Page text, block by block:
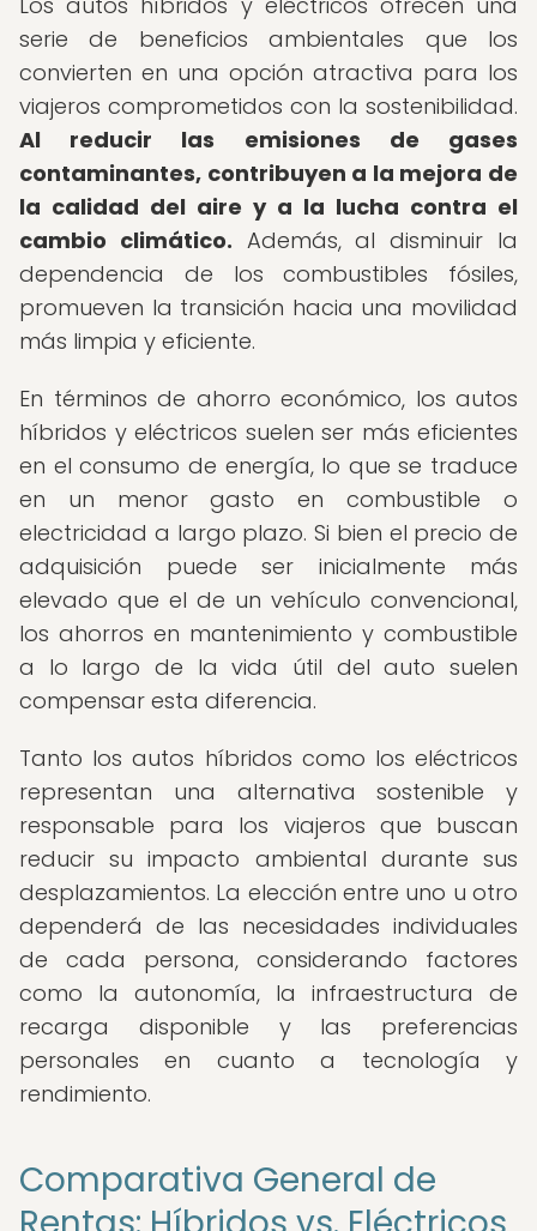
serie de beneficios ambientales que los
convierten en una opción atractiva para los
viajeros comprometidos con la sostenibilidad.
Al reducir las emisiones de gases
contaminantes, contribuyen a la mejora de
la calidad del aire y a la lucha contra el
cambio climático. Además, al disminuir la
dependencia de los combustibles fósiles,
promueven la transición hacia una movilidad
más limpia y eficiente.
En términos de ahorro económico, los autos
híbridos y eléctricos suelen ser más eficientes
en el consumo de energía, lo que se traduce
en un menor gasto en combustible o
electricidad a largo plazo. Si bien el precio de
adquisición puede ser inicialmente más
elevado que el de un vehículo convencional,
los ahorros en mantenimiento y combustible
a lo largo de la vida útil del auto suelen
compensar esta diferencia.
Tanto los autos híbridos como los eléctricos
representan una alternativa sostenible y
responsable para los viajeros que buscan
reducir su impacto ambiental durante sus
desplazamientos. La elección entre uno u otro
dependerá de las necesidades individuales
de cada persona, considerando factores
como la autonomía, la infraestructura de
recarga disponible y las preferencias
personales en cuanto a tecnología y
rendimiento.
Comparativa General de